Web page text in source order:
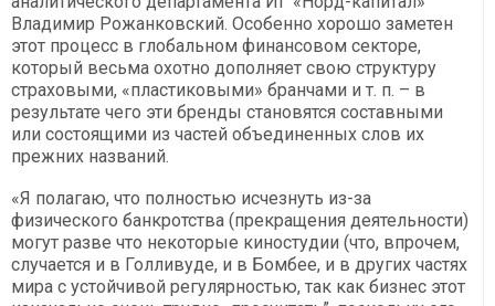
Владимир Рожанковский. Особенно хорошо заметен
этот процесс в глобальном финансовом секторе,
который весьма охотно дополняет свою структуру
страховыми, «пластиковыми» бранчами и т. п. – в
результате чего эти бренды становятся составными
или состоящими из частей объединенных слов их
прежних названий.
«Я полагаю, что полностью исчезнуть из-за
физического банкротства (прекращения деятельности)
могут разве что некоторые киностудии (что, впрочем,
случается и в Голливуде, и в Бомбее, и в других частях
мира с устойчивой регулярностью, так как бизнес этот